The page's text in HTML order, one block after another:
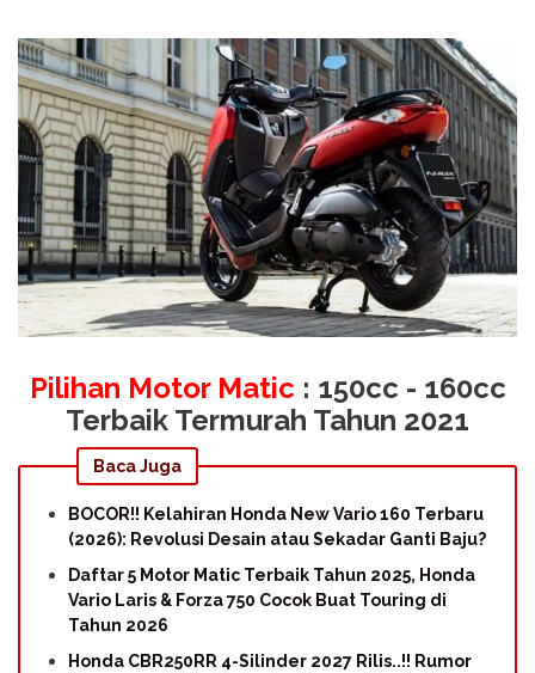
Pilihan Motor Matic : 150cc - 160cc
Terbaik Termurah Tahun 2021
Baca Juga
BOCOR!! Kelahiran Honda New Vario 160 Terbaru
(2026): Revolusi Desain atau Sekadar Ganti Baju?
Daftar 5 Motor Matic Terbaik Tahun 2025, Honda
Vario Laris & Forza 750 Cocok Buat Touring di
Tahun 2026
Honda CBR250RR 4-Silinder 2027 Rilis..!! Rumor